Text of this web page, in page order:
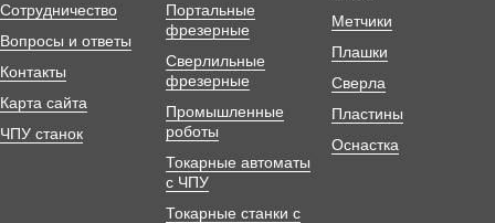
Сотрудничество
Вопросы и ответы
Контакты
Карта сайта
ЧПУ станок
Портальные
фрезерные
Сверлильные
фрезерные
Промышленные
роботы
Токарные автоматы
с ЧПУ
Токарные станки с
Метчики
Плашки
Сверла
Пластины
Оснастка